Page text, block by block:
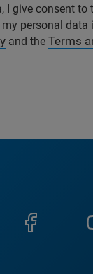
I give consent to
personal data
and the Terms